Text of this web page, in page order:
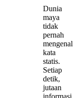
Dunia
maya
tidak
pernah
mengenal
kata
statis.
Setiap
detik,
jutaan
informasi